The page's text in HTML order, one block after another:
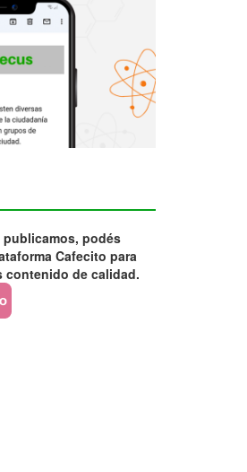
podés
Cafecito para
contenido de calidad.